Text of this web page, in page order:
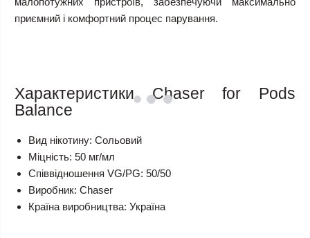
приємний і комфортний процес парування.
Характеристики Chaser for Pods
Balance
Вид нікотину: Сольовий
Міцність: 50 мг/мл
Співвідношення VG/PG: 50/50
Виробник: Chaser
Країна виробництва: Україна